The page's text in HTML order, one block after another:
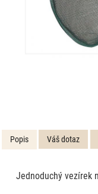
Popis Váš dotaz
Jednoduchý vezírek